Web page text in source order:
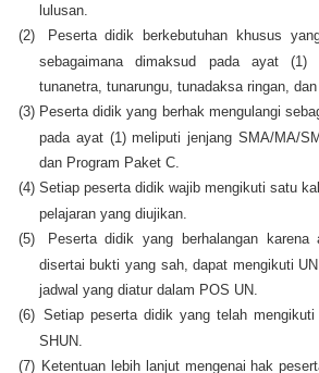
lulusan.
(2)
Peserta didik berkebutuhan khusus
sebagaimana dimaksud pada ayat (1)
tunanetra, tunarungu, tunadaksa ringan, dan
(3) Peserta didik yang berhak mengulangi
pada ayat (1) meliputi jenjang SMA/MA/
dan Program Paket C.
(4) Setiap peserta didik wajib mengikuti satu
pelajaran yang diujikan.
(5)
Peserta didik yang berhalangan karena
disertai bukti yang sah, dapat mengikuti
jadwal yang diatur dalam POS UN.
(6) Setiap peserta didik yang telah
SHUN.
(7) Ketentuan lebih lanjut mengenai hak